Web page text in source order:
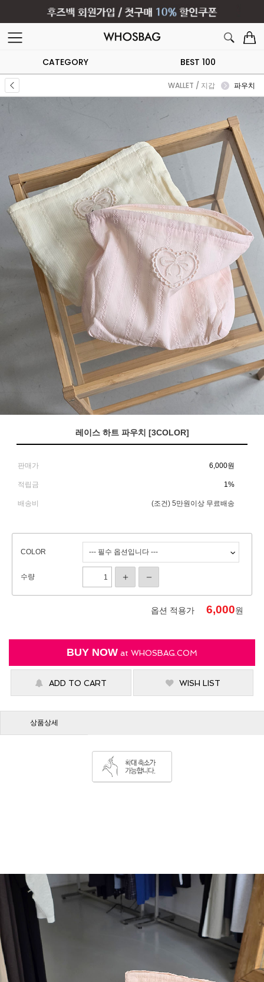
CATEGORY BEST 100
WALLET / 지갑 파우치
레이스 하트 파우치 [3COLOR]
판매가 6,000원
적립금 1%
배송비 (조건) 5만원이상 무료배송
COLOR
수량
옵션 적용가 6,000원
BUY NOW at WHOSBAG.COM
ADD TO CART WISH LIST
상품상세